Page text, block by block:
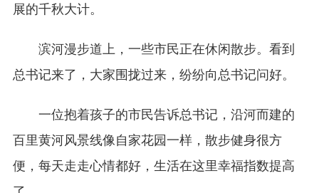
展的千秋大计。
滨河漫步道上，一些市民正在休闲散步。看到
总书记来了，大家围拢过来，纷纷向总书记问好。
一位抱着孩子的市民告诉总书记，沿河而建的
百里黄河风景线像自家花园一样，散步健身很方
便，每天走走心情都好，生活在这里幸福指数提高